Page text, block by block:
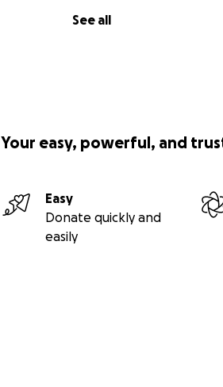
See all
Your easy, powerful, and
Easy
Donate quickly and
easily